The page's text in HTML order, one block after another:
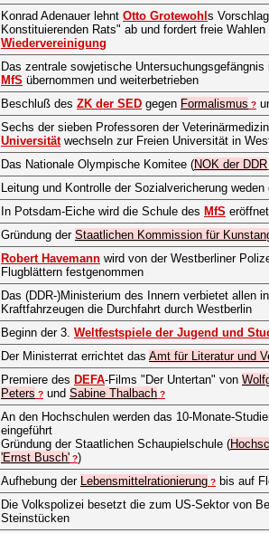
Konrad Adenauer lehnt Otto Grotewohl s
Konstituierenden Rats" ab und fordert freie
Wiedervereinigung
Das zentrale sowjetische
MfS übernommen und weiterbetrieben
Beschluß des ZK der SED gegen Formalismus ?
Sechs der sieben Professoren der
Universität wechseln zur Freien Universität in
Das Nationale Olympische Komitee (NOK der DDR
Leitung und Kontrolle der Sozialvericherung
In Potsdam-Eiche wird die Schule des MfS eröffnet
Gründung der Staatlichen Kommission für
Robert Havemann wird von der Westberliner
Flugblättern festgenommen
Das (DDR-)Ministerium des Innern verbietet allen
Kraftfahrzeugen die Durchfahrt durch Westberlin
Beginn der 3. Weltfestspiele der Jugend und
Der Ministerrat errichtet das Amt für Literatur und
Premiere des DEFA-Films "Der Untertan" von
Peters ? und Sabine Thalbach ?
An den Hochschulen werden das 10-Monate-
eingeführt
Gründung der Staatlichen Schaupielschule (
'Ernst Busch' ?)
Aufhebung der Lebensmittelrationierung ? bis auf
Die Volkspolizei besetzt die zum US-Sektor von
Steinstücken